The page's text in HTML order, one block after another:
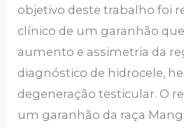
objetivo deste trabalho foi
clínico de um garanhão
aumento e assimetria da
diagnóstico de hidrocele,
degeneração testicular. O
um garanhão da raça